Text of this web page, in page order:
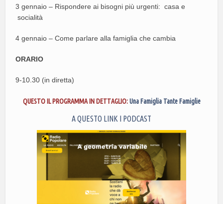
3 gennaio – Rispondere ai bisogni più urgenti: casa e
socialità
4 gennaio – Come parlare alla famiglia che cambia
ORARIO
9-10.30 (in diretta)
QUESTO IL PROGRAMMA IN DETTAGLIO:Una Famiglia Tante Famiglie
A QUESTO LINK I PODCAST